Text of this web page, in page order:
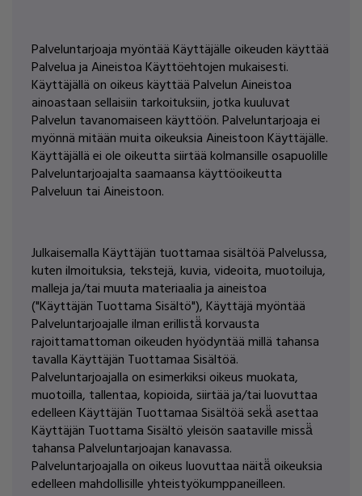
Palveluntarjoaja myöntää Käyttäjälle oikeuden käyttää
Palvelua ja Aineistoa Käyttöehtojen mukaisesti.
Käyttäjällä on oikeus käyttää Palvelun Aineistoa
ainoastaan sellaisiin tarkoituksiin, jotka kuuluvat
Palvelun tavanomaiseen käyttöön. Palveluntarjoaja ei
myönnä mitään muita oikeuksia Aineistoon Käyttäjälle.
Käyttäjällä ei ole oikeutta siirtää kolmansille osapuolille
Palveluntarjoajalta saamaansa käyttöoikeutta
Palveluun tai Aineistoon.
Julkaisemalla Käyttäjän tuottamaa sisältöä Palvelussa,
kuten ilmoituksia, tekstejä, kuvia, videoita, muotoiluja,
malleja ja/tai muuta materiaalia ja aineistoa
("Käyttäjän Tuottama Sisältö"), Käyttäjä myöntää
Palveluntarjoajalle ilman erillistä̈ korvausta
rajoittamattoman oikeuden hyödyntää millä tahansa
tavalla Käyttäjän Tuottamaa Sisältöä.
Palveluntarjoajalla on esimerkiksi oikeus muokata,
muotoilla, tallentaa, kopioida, siirtää ja/tai luovuttaa
edelleen Käyttäjän Tuottamaa Sisältöä sekä̈ asettaa
Käyttäjän Tuottama Sisältö yleisön saataville missä̈
tahansa Palveluntarjoajan kanavassa.
Palveluntarjoajalla on oikeus luovuttaa näitä̈ oikeuksia
edelleen mahdollisille yhteistyökumppaneilleen.